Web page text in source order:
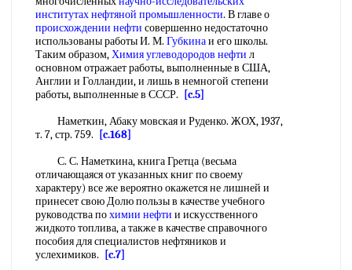
институтахнефтяной промышленности. В главе о
происхождении нефти совершенно недостаточно
использованы работы И. М. Губкинаи его школы.
Таким образом,Химия углеводородов нефти л
основном отражает работы, выполненные в США,
Англии и Голландии, и лишь в немногой степени
работы, выполненные в СССР.
[c.5]
Наметкин, Абаку мовская и Руденко. ЖОХ, 1937,
т. 7, стр. 759.
[c.168]
С. С. Наметкина, книга Гретца (весьма
отличающаяся от указанных книг по своему
характеру) все же вероятно окажется не лишней и
принесет свою Долю пользы в качестве учебного
руководства похимии нефти и искусственного
жидкото топлива, а также в качестве справочного
пособия для специалистов нефтяников и
услехимиков.
[c.7]